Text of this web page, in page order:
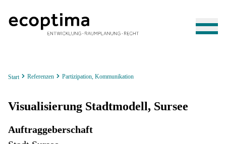
Start Referenzen Partizipation, Kommunikation
Visualisierung Stadtmodell, Sursee
Auftraggeberschaft